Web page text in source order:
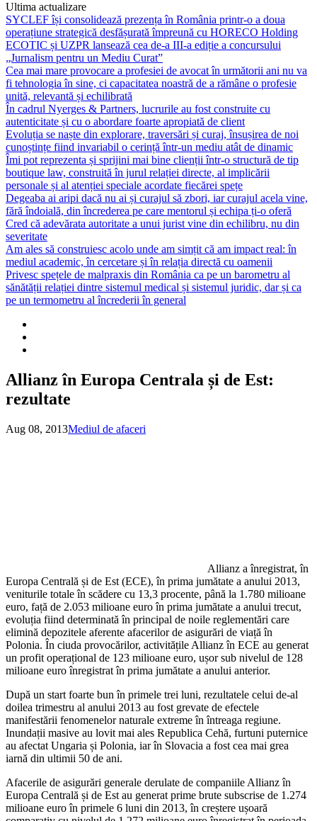
Ultima actualizare
SYCLEF își consolidează prezența în România printr-o a doua
operațiune strategică desfășurată împreună cu HORECO Holding
ECOTIC și UZPR lansează cea de-a III-a ediție a concursului
„Jurnalism pentru un Mediu Curat”
Cea mai mare provocare a profesiei de avocat în următorii ani nu va
fi tehnologia în sine, ci capacitatea noastră de a rămâne o profesie
unită, relevantă și echilibrată
În cadrul Nyerges & Partners, lucrurile au fost construite cu
autenticitate și cu o abordare foarte apropiată de client
Evoluția se naște din explorare, traversări și curaj, însușirea de noi
cunoștințe fiind invariabil o cerință într-un mediu atât de dinamic
Îmi pot reprezenta și sprijini mai bine clienții într-o structură de tip
boutique law, construită în jurul relației directe, al implicării
personale și al atenției speciale acordate fiecărei spețe
Degeaba ai aripi dacă nu ai și curajul să zbori, iar curajul acela vine,
fără îndoială, din încrederea pe care mentorul și echipa ți-o oferă
Cred că adevărata autoritate a unui jurist vine din echilibru, nu din
severitate
Am ales să construiesc acolo unde am simțit că am impact real: în
mediul academic, în cercetare și în relația directă cu oamenii
Privesc spețele de malpraxis din România ca pe un barometru al
sănătății relației dintre sistemul medical și sistemul juridic, dar și ca
pe un termometru al încrederii în general
Allianz în Europa Centrala și de Est:
rezultate
Aug 08, 2013Mediul de afaceri
Allianz a înregistrat, în
Europa Centrală și de Est (ECE), în prima jumătate a anului 2013,
veniturile totale în scădere cu 13,3 procente, până la 1.780 milioane
euro, față de 2.053 milioane euro în prima jumătate a anului trecut,
evoluția fiind determinată în principal de noile reglementări care
elimină depozitele aferente afacerilor de asigurări de viață în
Polonia. În ciuda provocărilor, activitățile Allianz în ECE au generat
un profit operațional de 123 milioane euro, ușor sub nivelul de 128
milioane euro înregistrat în prima jumătate a anului anterior.
După un start foarte bun în primele trei luni, rezultatele celui de-al
doilea trimestru al anului 2013 au fost grevate de efectele
manifestării fenomenelor naturale extreme în întreaga regiune.
Inundații masive au lovit mai ales Republica Cehă, furtuni puternice
au afectat Ungaria și Polonia, iar în Slovacia a fost cea mai grea
iarnă din ultimii 50 de ani.
Afacerile de asigurări generale derulate de companiile Allianz în
Europa Centrală și de Est au generat prime brute subscrise de 1.274
milioane euro în primele 6 luni din 2013, în creștere ușoară